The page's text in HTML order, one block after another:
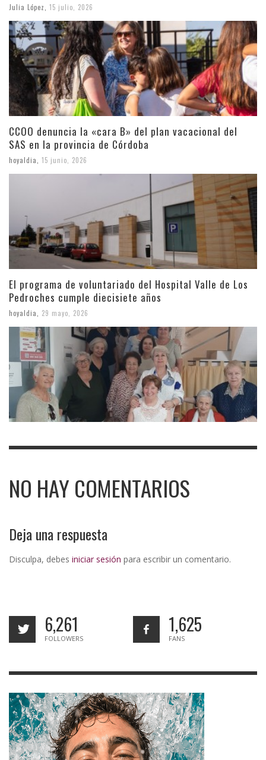
Julia López, 15 julio, 2026
CCOO denuncia la «cara B» del plan vacacional del
SAS en la provincia de Córdoba
hoyaldia 15 junio, 2026
El programa de voluntariado del Hospital Valle de Los
Pedroches cumple diecisiete años
hoyaldia 29 mayo, 2026
NO HAY COMENTARIOS
Deja una respuesta
Disculpa, debes iniciar sesión para escribir un comentario.
6,261
FOLLOWERS
1,625
FANS